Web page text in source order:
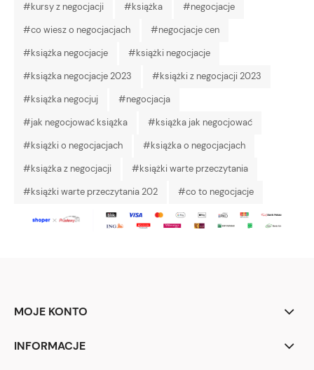
#kursy z negocjacji
#książka
#negocjacje
#co wiesz o negocjacjach
#negocjacje cen
#książka negocjacje
#książki negocjacje
#książka negocjacje 2023
#książki z negocjacji 2023
#książka negocjuj
#negocjacja
#jak negocjować książka
#książka jak negocjować
#książki o negocjacjach
#książka o negocjacjach
#książka z negocjacji
#książki warte przeczytania
#książki warte przeczytania 202
#co to negocjacje
MOJE KONTO
INFORMACJE